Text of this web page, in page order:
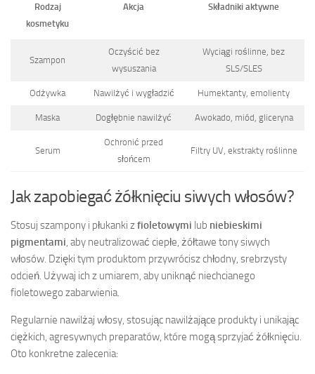
Rodzaj
kosmetyku
Akcja Składniki aktywne
Szampon
Oczyścić bez
wysuszania
Wyciągi roślinne, bez
SLS/SLES
Odżywka Nawilżyć i wygładzić Humektanty, emolienty
Maska Dogłębnie nawilżyć Awokado, miód, gliceryna
Serum
Ochronić przed
słońcem
Filtry UV, ekstrakty roślinne
Jak zapobiegać żółknięciu siwych włosów?
Stosuj szampony i płukanki zfioletowymi lub niebieskimi
pigmentami, aby neutralizować ciepłe, żółtawe tony siwych
włosów. Dzięki tym produktom przywrócisz chłodny, srebrzysty
odcień. Używaj ich z umiarem, aby uniknąć niechcianego
fioletowego zabarwienia.
Regularnie nawilżaj włosy, stosując nawilżające produkty i unikając
ciężkich, agresywnych preparatów, które mogą sprzyjać żółknięciu.
Oto konkretne zalecenia: